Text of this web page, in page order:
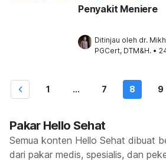
Penyakit Meniere
Ditinjau oleh dr.
PGCert, DTM&H. •
1 ... 7 8 9
Pakar Hello Sehat
Semua konten Hello Sehat dibuat
dari pakar medis, spesialis, dan